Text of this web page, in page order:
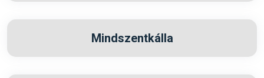
Mindszentkálla